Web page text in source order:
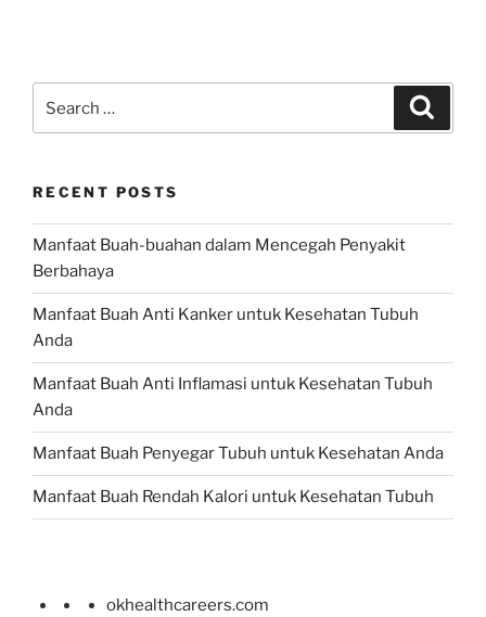
for:
RECENT POSTS
Manfaat Buah-buahan dalam Mencegah Penyakit
Berbahaya
Manfaat Buah Anti Kanker untuk Kesehatan Tubuh
Anda
Manfaat Buah Anti Inflamasi untuk Kesehatan Tubuh
Anda
Manfaat Buah Penyegar Tubuh untuk Kesehatan Anda
Manfaat Buah Rendah Kalori untuk Kesehatan Tubuh
okhealthcareers.com